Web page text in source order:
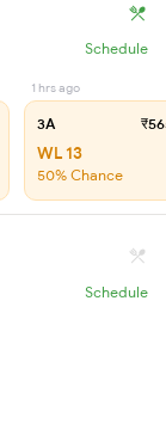
Schedule
1 hrs ago
3A
WL 13
50% Chance
Schedule